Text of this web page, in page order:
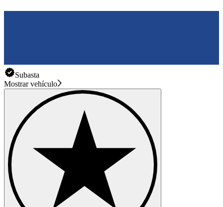
Subasta
Mostrar vehículo